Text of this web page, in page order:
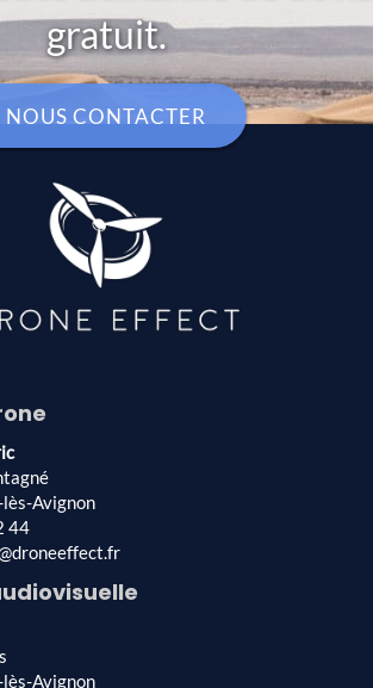
gratuit.
NOUS CONTACTER
Avignon
44
Avignon